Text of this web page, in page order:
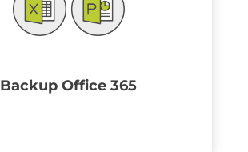
Backup Office 365